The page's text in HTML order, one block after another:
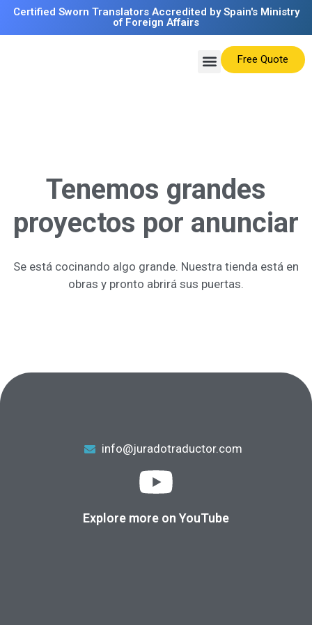
Certified Sworn Translators Accredited by Spain's Ministry
of Foreign Affairs
Free Quote
Tenemos grandes
proyectos por anunciar
Se está cocinando algo grande. Nuestra tienda está en
obras y pronto abrirá sus puertas.
info@juradotraductor.com
Explore more on YouTube